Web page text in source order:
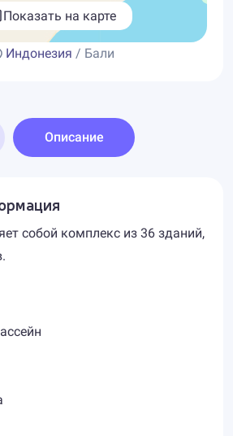
Показать на карте
Индонезия / Бали
Описание
собой комплекс из 36 зданий,